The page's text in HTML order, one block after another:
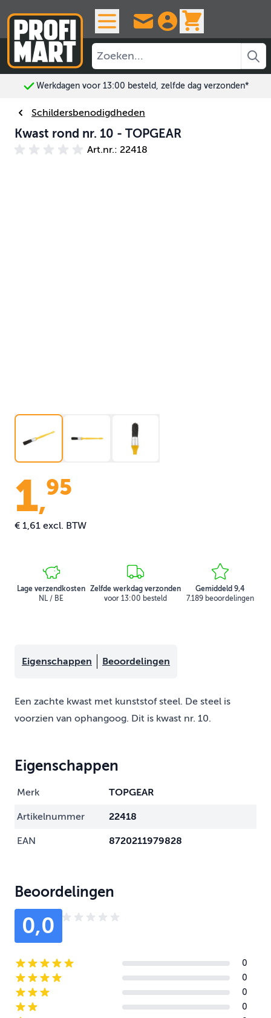
Werkdagen voor 13:00 besteld, zelfde dag verzonden*
Schildersbenodigdheden
Kwast rond nr. 10 - TOPGEAR
Art.nr.: 22418
1,95
€ 1,61 excl. BTW
Lage verzendkosten
NL / BE
Zelfde werkdag verzonden
voor 13:00 besteld
Gemiddeld 9,4
7.189 beoordelingen
Eigenschappen Beoordelingen
Een zachte kwast met kunststof steel. De steel is
voorzien van ophangoog. Dit is kwast nr. 10.
Eigenschappen
Merk TOPGEAR
Artikelnummer 22418
EAN 8720211979828
Beoordelingen
0,0
5-star reviews
0
4-star reviews
0
3-star reviews
0
2-star reviews
0